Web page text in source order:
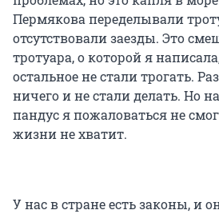
Пермякова переделывали
отсутствовали заезды. Это
тротуара, о которой я
остальное не стали трогать.
ничего и не стали делать. Но
пандус я пожаловаться не
жизни не хватит.
У нас в стране есть законы, и